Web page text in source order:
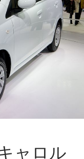
ャロル